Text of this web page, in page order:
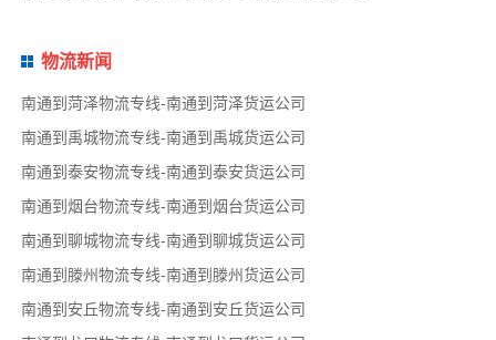
物流新闻
南通到菏泽物流专线-南通到菏泽货运公司
南通到禹城物流专线-南通到禹城货运公司
南通到泰安物流专线-南通到泰安货运公司
南通到烟台物流专线-南通到烟台货运公司
南通到聊城物流专线-南通到聊城货运公司
南通到滕州物流专线-南通到滕州货运公司
南通到安丘物流专线-南通到安丘货运公司